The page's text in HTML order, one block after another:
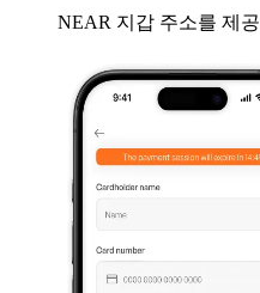
NEAR 지갑 주소를 제